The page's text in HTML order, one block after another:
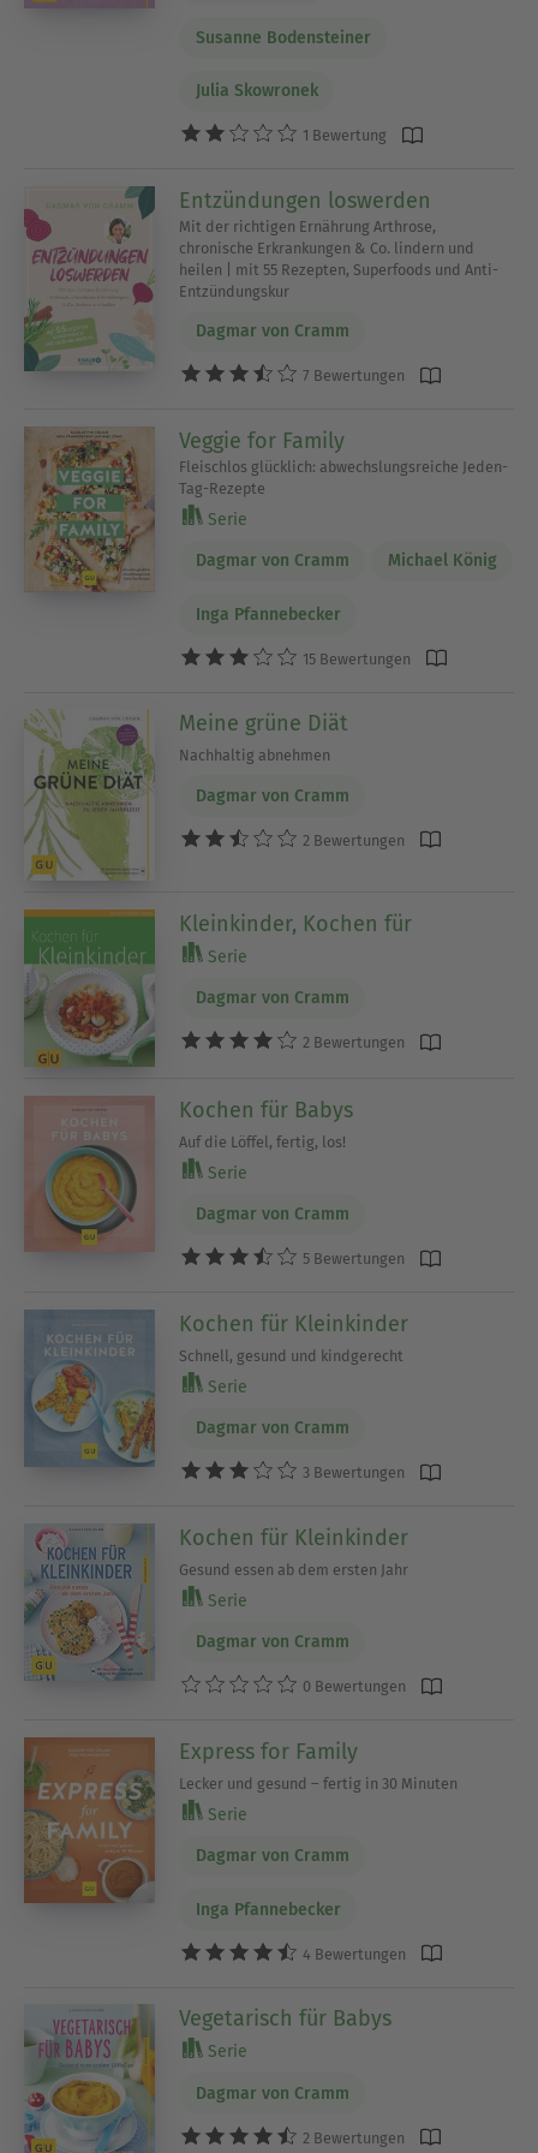
Susanne Bodensteiner
Julia Skowronek
1 Bewertung
Entzündungen loswerden
Mit der richtigen Ernährung Arthrose,
chronische Erkrankungen & Co. lindern und
heilen | mit 55 Rezepten, Superfoods und Anti-
Entzündungskur
Dagmar von Cramm
7 Bewertungen
Veggie for Family
Fleischlos glücklich: abwechslungsreiche Jeden-
Tag-Rezepte
Serie
Dagmar von Cramm Michael König
Inga Pfannebecker
15 Bewertungen
Meine grüne Diät
Nachhaltig abnehmen
Dagmar von Cramm
2 Bewertungen
Kleinkinder, Kochen für
Serie
Dagmar von Cramm
2 Bewertungen
Kochen für Babys
Auf die Löffel, fertig, los!
Serie
Dagmar von Cramm
5 Bewertungen
Kochen für Kleinkinder
Schnell, gesund und kindgerecht
Serie
Dagmar von Cramm
3 Bewertungen
Kochen für Kleinkinder
Gesund essen ab dem ersten Jahr
Serie
Dagmar von Cramm
0 Bewertungen
Express for Family
Lecker und gesund – fertig in 30 Minuten
Serie
Dagmar von Cramm
Inga Pfannebecker
4 Bewertungen
Vegetarisch für Babys
Serie
Dagmar von Cramm
2 Bewertungen